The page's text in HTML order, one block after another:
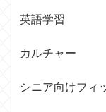
英語学習
カルチャー
シニア向けフィ